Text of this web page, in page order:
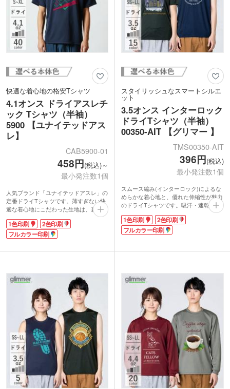
快適な着心地の格安Tシャツ
4.1オンス ドライアスレチ
ック Tシャツ（半袖）
5900 【ユナイテッドアス
レ】
CAB5900-01
458円(税込)～
最小発注数1個
人気ブランド「ユナイテッドアスレ」の
定番ドライTシャツです。薄すぎない快
適な着心地にこだわった生地は、裏面が
メッシュ構造で抜群の通気性や吸水速乾
性を誇ります。UVカット機能もあるの
で、屋外のスポーツやアクティブシーン
幅広い年代の方におすすめです。
にぴったり！チームロゴやオリジナルデ
ザインを1色からフルカラーで印刷でき
ます。豊富なカラーバリエーションから
お好きな本体色をお選びください。
1色印刷
2色印刷
フルカラー印刷
スタイリッシュなスマートシルエ
ット
3.5オンス インターロック
ドライTシャツ（半袖）
00350-AIT 【グリマー 】
TMS00350-AIT
396円(税込)
最小発注数1個
スムース編み(インターロック)によるな
めらかな着心地と、優れた伸縮性が魅力
のドライTシャツです。吸汗・速乾性が
ありUVカット機能も備えているので、
屋外でのイベントやスポーツにぴった
り！型崩れもしにくく長く着られます。
クラブのユニフォーム、体育祭のクラス
で、さまざまなスタイルに馴染みます。
1色印刷
2色印刷
フルカラー印刷